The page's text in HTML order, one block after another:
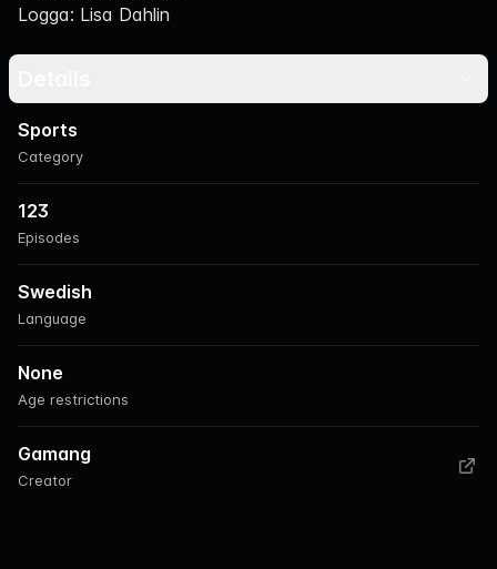
Logga: Lisa Dahlin
Category
Sports
Episodes
123
Language
Swedish
Age restrictions
None
Creator
Gamang